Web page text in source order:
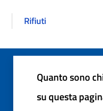
Rifiuti
Quanto sono
su questa